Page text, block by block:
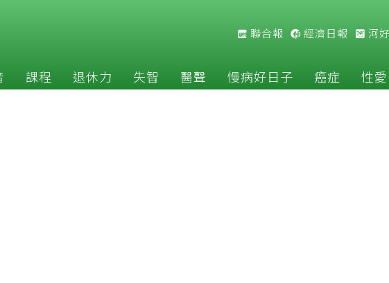
聯合報 經濟日報 河
課程 退休力 失智 醫聲 慢病好日子 癌症 性愛